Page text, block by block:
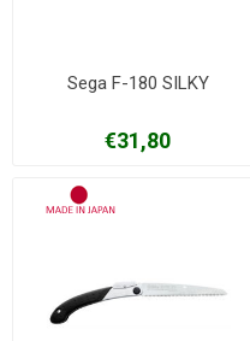
Sega F-180 SILKY
€31,80